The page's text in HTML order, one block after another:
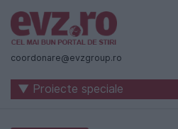
Știri
naționale
internaționale
coordonare@evzgroup.ro
▼ Proiecte speciale